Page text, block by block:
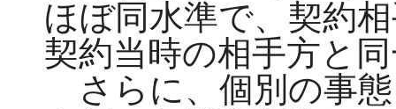
ほぼ同水準で、契約
契約当時の相手方と
さらに、個別の事